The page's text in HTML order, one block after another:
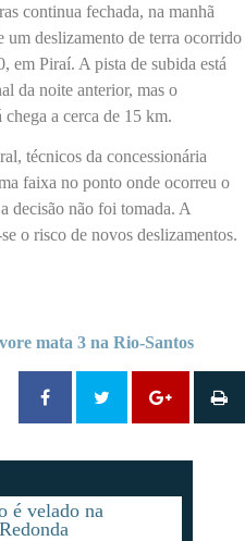
continua fechada, na manhã
um deslizamento de terra ocorrido
em Piraí. A pista de subida está
da noite anterior, mas o
a cerca de 15 km.
técnicos da concessionária
faixa no ponto onde ocorreu o
decisão não foi tomada. A
o risco de novos deslizamentos.
mata 3 na Rio-Santos
é velado na